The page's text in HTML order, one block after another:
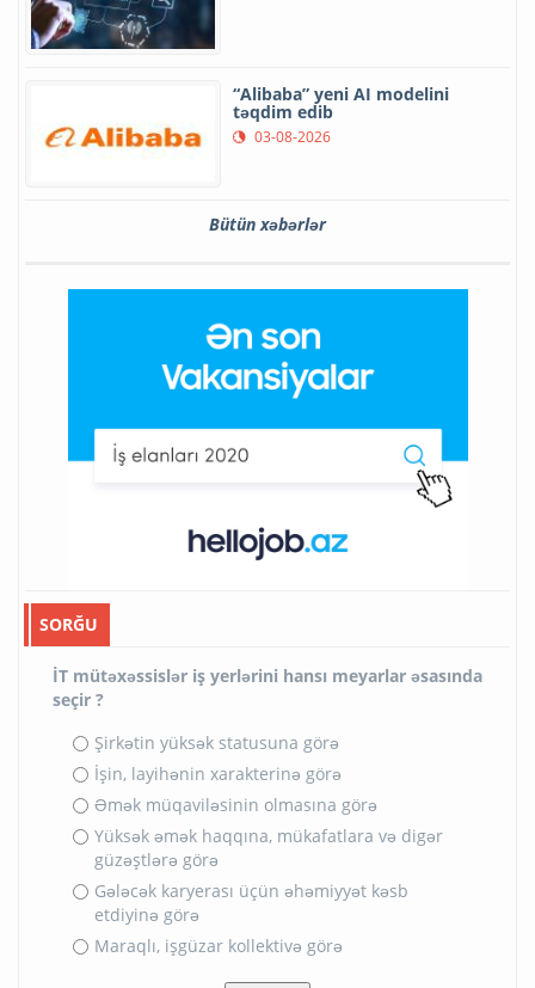
“Alibaba” yeni AI modelini
təqdim edib
03-08-2026
Bütün xəbərlər
SORĞU
İT mütəxəssislər iş yerlərini hansı meyarlar əsasında
seçir ?
Şirkətin yüksək statusuna görə
İşin, layihənin xarakterinə görə
Əmək müqaviləsinin olmasına görə
Yüksək əmək haqqına, mükafatlara və digər
güzəştlərə görə
Gələcək karyerası üçün əhəmiyyət kəsb
etdiyinə görə
Maraqlı, işgüzar kollektivə görə